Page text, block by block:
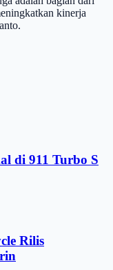
kinerja
di 911 Turbo S
Rilis